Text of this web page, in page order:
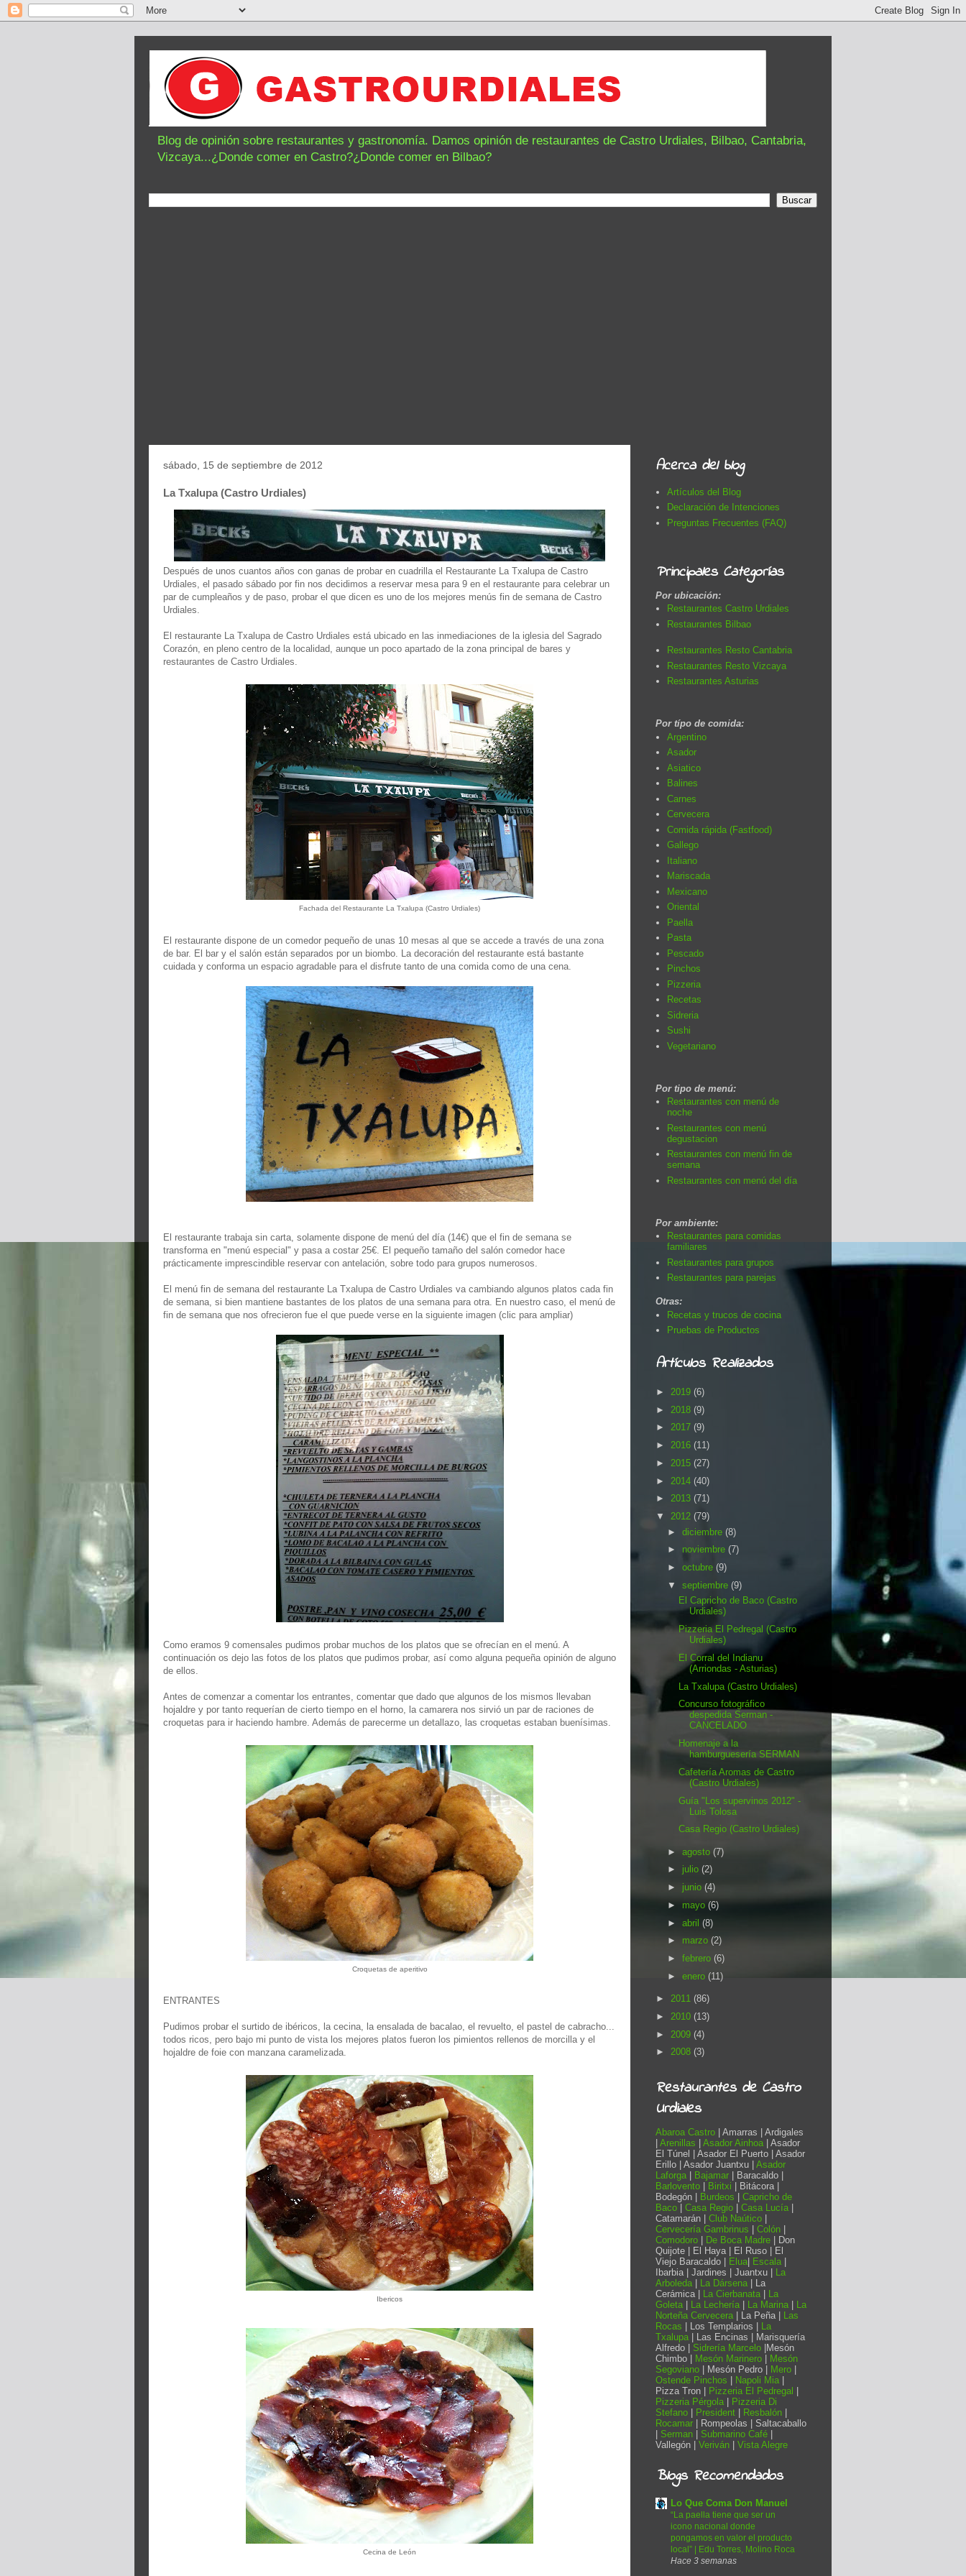
Blog de opinión sobre restaurantes y gastronomía. Damos opinión de restaurantes de Castro Urdiales, Bilbao, Cantabria,
Vizcaya...¿Donde comer en Castro?¿Donde comer en Bilbao?
sábado, 15 de septiembre de 2012
La Txalupa (Castro Urdiales)
Después de unos cuantos años con ganas de probar en cuadrilla el Restaurante La Txalupa de Castro
Urdiales, el pasado sábado por fin nos decidimos a reservar mesa para 9 en el restaurante para celebrar un
par de cumpleaños y de paso, probar el que dicen es uno de los mejores menús fin de semana de Castro
Urdiales.
El restaurante La Txalupa de Castro Urdiales está ubicado en las inmediaciones de la iglesia del Sagrado
Corazón, en pleno centro de la localidad, aunque un poco apartado de la zona principal de bares y
restaurantes de Castro Urdiales.
Fachada del Restaurante La Txalupa (Castro Urdiales)
El restaurante dispone de un comedor pequeño de unas 10 mesas al que se accede a través de una zona
de bar. El bar y el salón están separados por un biombo. La decoración del restaurante está bastante
cuidada y conforma un espacio agradable para el disfrute tanto de una comida como de una cena.
El restaurante trabaja sin carta, solamente dispone de menú del día (14€) que el fin de semana se
transforma en "menú especial" y pasa a costar 25€. El pequeño tamaño del salón comedor hace
prácticamente imprescindible reservar con antelación, sobre todo para grupos numerosos.
El menú fin de semana del restaurante La Txalupa de Castro Urdiales va cambiando algunos platos cada fin
de semana, si bien mantiene bastantes de los platos de una semana para otra. En nuestro caso, el menú de
fin de semana que nos ofrecieron fue el que puede verse en la siguiente imagen (clic para ampliar)
Como eramos 9 comensales pudimos probar muchos de los platos que se ofrecían en el menú. A
continuación os dejo las fotos de los platos que pudimos probar, así como alguna pequeña opinión de alguno
de ellos.
Antes de comenzar a comentar los entrantes, comentar que dado que algunos de los mismos llevaban
hojaldre y por tanto requerían de cierto tiempo en el horno, la camarera nos sirvió un par de raciones de
croquetas para ir haciendo hambre. Además de parecerme un detallazo, las croquetas estaban buenísimas.
Croquetas de aperitivo
ENTRANTES
Pudimos probar el surtido de ibéricos, la cecina, la ensalada de bacalao, el revuelto, el pastel de cabracho...
todos ricos, pero bajo mi punto de vista los mejores platos fueron los pimientos rellenos de morcilla y el
hojaldre de foie con manzana caramelizada.
Ibericos
Cecina de León
Acerca del blog
Artículos del Blog
Declaración de Intenciones
Preguntas Frecuentes (FAQ)
Principales Categorías
Por ubicación:
Restaurantes Castro Urdiales
Restaurantes Bilbao
Restaurantes Resto Cantabria
Restaurantes Resto Vizcaya
Restaurantes Asturias
Por típo de comida:
Argentino
Asador
Asiatico
Balines
Carnes
Cervecera
Comida rápida (Fastfood)
Gallego
Italiano
Mariscada
Mexicano
Oriental
Paella
Pasta
Pescado
Pinchos
Pizzeria
Recetas
Sidreria
Sushi
Vegetariano
Por tipo de menú:
Restaurantes con menú de
noche
Restaurantes con menú
degustacion
Restaurantes con menú fin de
semana
Restaurantes con menú del día
Por ambiente:
Restaurantes para comidas
familiares
Restaurantes para grupos
Restaurantes para parejas
Otras:
Recetas y trucos de cocina
Pruebas de Productos
Artículos Realizados
► 2019 (6)
► 2018 (9)
► 2017 (9)
► 2016 (11)
► 2015 (27)
► 2014 (40)
► 2013 (71)
▼ 2012 (79)
► diciembre (8)
► noviembre (7)
► octubre (9)
▼ septiembre (9)
El Capricho de Baco (Castro
Urdiales)
Pizzeria El Pedregal (Castro
Urdiales)
El Corral del Indianu
(Arriondas - Asturias)
La Txalupa (Castro Urdiales)
Concurso fotográfico
despedida Serman -
CANCELADO
Homenaje a la
hamburguesería SERMAN
Cafetería Aromas de Castro
(Castro Urdiales)
Guía "Los supervinos 2012" -
Luis Tolosa
Casa Regio (Castro Urdiales)
► agosto (7)
► julio (2)
► junio (4)
► mayo (6)
► abril (8)
► marzo (2)
► febrero (6)
► enero (11)
► 2011 (86)
► 2010 (13)
► 2009 (4)
► 2008 (3)
Restaurantes de Castro
Urdiales
Abaroa Castro | Amarras | Ardigales
Arenillas Asador Ainhoa | Asador
El Túnel | Asador El Puerto | Asador
Erillo | Asador Juantxu |
Asador
Laforga
Bajamar
| Baracaldo |
Barlovento
Biritxi
| Bitácora |
Bodegón |
Burdeos
Capricho de
Baco
Casa Regio Casa Lucía
Catamarán | Club Naútico
Cervecería Gambrinus
Colón
Comodoro
De Boca Madre | Don
Quijote | El Haya | El Ruso | El
Viejo Baracaldo |
Elua Escala
Ibarbia | Jardines | Juantxu |
La
Arboleda
La Dársena | La
Cerámica |
La Cierbanata
La
Goleta
La Lechería La Marina
La
Norteña Cervecera | La Peña |
Las
Rocas | Los Templarios |
La
Txalupa | Las Encinas | Marisquería
Alfredo | Sidrería Marcelo |Mesón
Chimbo |
Mesón Marinero
Mesón
Segoviano | Mesón Pedro | Mero
Ostende Pinchos
Napoli Mia
Pizza Tron |
Pizzeria El Pedregal
Pizzeria Pérgola
Pizzeria Di
Stefano
President Resbalón
Rocamar
| Rompeolas | Saltacaballo
Serman Submarino Café
Vallegón | Veriván Vista Alegre
Blogs Recomendados
Lo Que Coma Don Manuel
“La paella tiene que ser un
icono nacional donde
pongamos en valor el producto
local” | Edu Torres, Molino Roca
Hace 3 semanas